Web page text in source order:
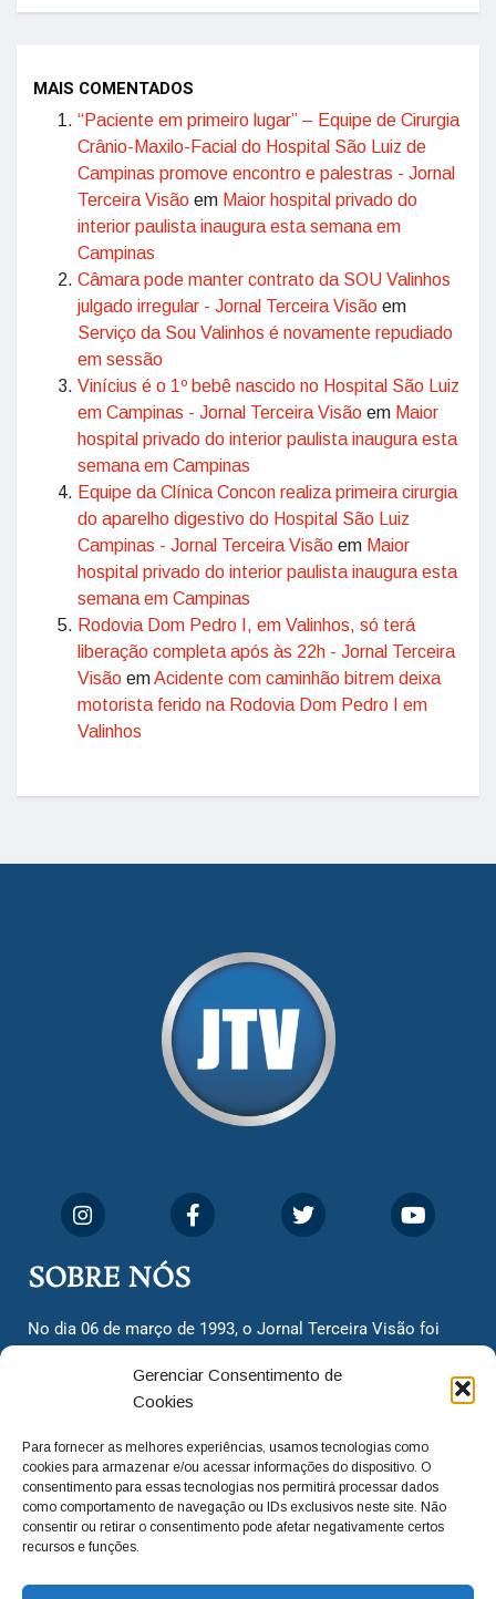
Gerenciar Consentimento de
Cookies
Para fornecer as melhores experiências, usamos tecnologias como
cookies para armazenar e/ou acessar informações do dispositivo. O
consentimento para essas tecnologias nos permitirá processar dados
como comportamento de navegação ou IDs exclusivos neste site. Não
consentir ou retirar o consentimento pode afetar negativamente certos
recursos e funções.
MAIS COMENTADOS
“Paciente em primeiro lugar” – Equipe de Cirurgia
Crânio-Maxilo-Facial do Hospital São Luiz de
Campinas promove encontro e palestras - Jornal
Terceira Visão em Maior hospital privado do
interior paulista inaugura esta semana em
Campinas
Câmara pode manter contrato da SOU Valinhos
julgado irregular - Jornal Terceira Visão em
Serviço da Sou Valinhos é novamente repudiado
em sessão
Vinícius é o 1º bebê nascido no Hospital São Luiz
em Campinas - Jornal Terceira Visão em Maior
hospital privado do interior paulista inaugura esta
semana em Campinas
Equipe da Clínica Concon realiza primeira cirurgia
do aparelho digestivo do Hospital São Luiz
Campinas - Jornal Terceira Visão em Maior
hospital privado do interior paulista inaugura esta
semana em Campinas
Rodovia Dom Pedro I, em Valinhos, só terá
liberação completa após às 22h - Jornal Terceira
Visão emAcidente com caminhão bitrem deixa
motorista ferido na Rodovia Dom Pedro I em
Valinhos
SOBRE NÓS
No dia 06 de março de 1993, o Jornal Terceira Visão foi
cidadãos valinhenses, já que naquela época só existiam
dois jornais. Há mais de 30 anos, o jornal continua
com o foco de trazer as melhores notícias. Nunca
deixamos de lado as necessidades do cidadão, sempre
questionando os órgãos públicos em busca de melhorias
para a cidade e sempre cobrando resoluções para casos